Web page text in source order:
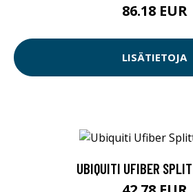
86.18 EUR
LISÄTIETOJA
UBIQUITI UFIBER